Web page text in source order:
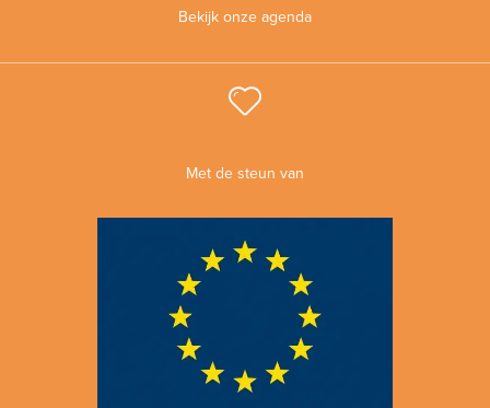
Bekijk onze agenda
Met de steun van